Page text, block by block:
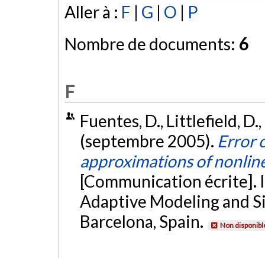
Aller à : F | G | O | P
Nombre de documents: 6
F
Fuentes, D., Littlefield, D.,
(septembre 2005). Error
approximations of
[Communication
Adaptive Modeling and
Barcelona, Spain.
Non